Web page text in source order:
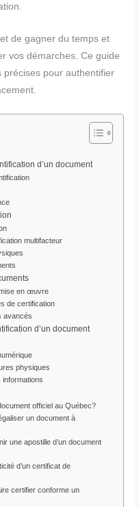
de gagner du temps et
vos démarches. Ce guide
précises pour authentifier
d’un document
multifacteur
en œuvre
de certification
avancés
d’un document
physiques
informations
officiel au Québec?
un document à
une apostille d’un document
d’un certificat de
certifier conforme un